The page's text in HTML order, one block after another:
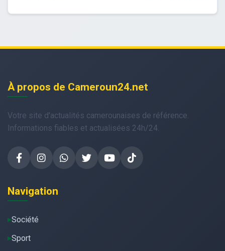
À propos de Cameroun24.net
Votre site d'actualités camerounaises de référence.
Informations fiables et actualisées 24h/24.
Navigation
Société
Sport